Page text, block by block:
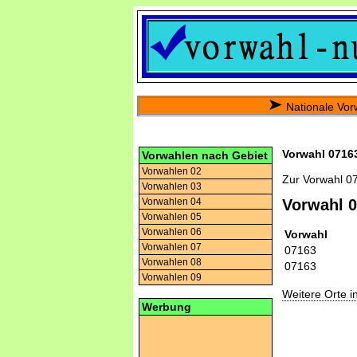
Nationale
Vorwahlen nach Gebiet
Vorwahlen 02
Vorwahlen 03
Vorwahlen 04
Vorwahlen 05
Vorwahlen 06
Vorwahlen 07
Vorwahlen 08
Vorwahlen 09
Werbung
Vorwahl
Zur Vorwahl
Vorwahl
Vorwahl
07163
07163
Weitere Orte